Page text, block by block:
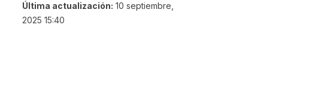
Última actualización: 10 septiembre,
2025 15:40